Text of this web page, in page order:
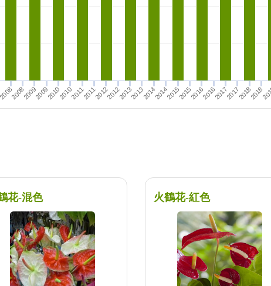
200820092009201020102011201120122012201320132014201420152015201620162017201720182018
花-混色 火鶴花-紅色